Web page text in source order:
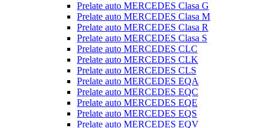
Prelate auto MERCEDES Clasa G
Prelate auto MERCEDES Clasa M
Prelate auto MERCEDES Clasa R
Prelate auto MERCEDES Clasa S
Prelate auto MERCEDES CLC
Prelate auto MERCEDES CLK
Prelate auto MERCEDES CLS
Prelate auto MERCEDES EQA
Prelate auto MERCEDES EQC
Prelate auto MERCEDES EQE
Prelate auto MERCEDES EQS
Prelate auto MERCEDES EQV